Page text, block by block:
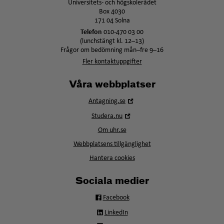
Universitets- och högskolerådet
Box 4030
171 04 Solna
Telefon 010-470 03 00
(lunchstängt kl. 12–13)
Frågor om bedömning mån–fre 9–16
Fler kontaktuppgifter
Våra webbplatser
Antagning.se
Studera.nu
fönster
Om uhr.se
Webbplatsens tillgänglighet
Hantera cookies
Sociala medier
Facebook
LinkedIn